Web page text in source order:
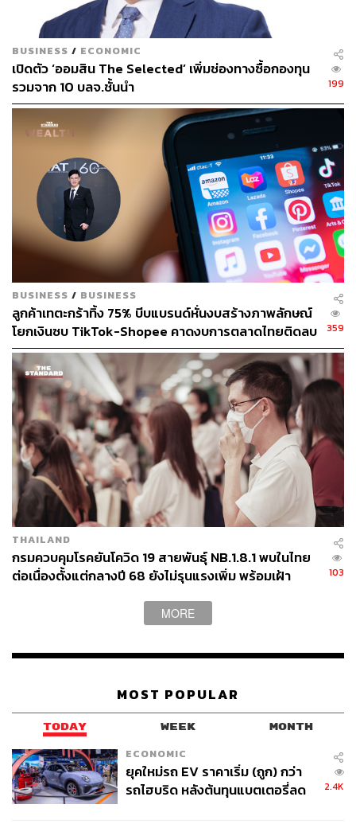
BUSINESS / ECONOMIC
เปิดตัว ‘ออมสิน The Selected’ เพิ่มช่องทางซื้อกองทุน
รวมจาก 10 บลจ.ชั้นนำ
199
BUSINESS / BUSINESS
ลูกค้าเทตะกร้าทิ้ง 75% บีบแบรนด์หั่นงบสร้างภาพลักษณ์
โยกเงินซบ TikTok-Shopee คาดงบการตลาดไทยติดลบ
ครั้งแรกในรอบ 14 ปี
359
THAILAND
กรมควบคุมโรคยันโควิด 19 สายพันธุ์ NB.1.8.1 พบในไทย
ต่อเนื่องตั้งแต่กลางปี 68 ยังไม่รุนแรงเพิ่ม พร้อมเฝ้า
103
MORE
MOST POPULAR
TODAY WEEK MONTH
ECONOMIC
ยุคใหม่รถ EV ราคาเริ่ม (ถูก) กว่า
รถไฮบริด หลังต้นทุนแบตเตอรี่ลด
2.4K